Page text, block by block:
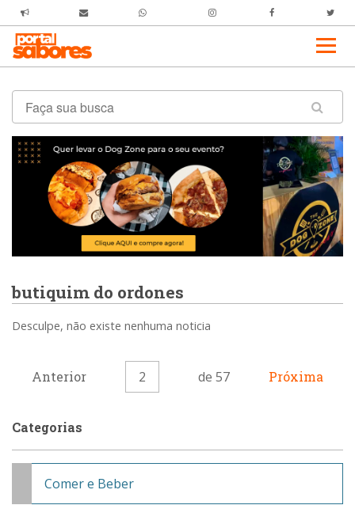
butiquim do ordones
Desculpe, não existe nenhuma noticia
Anterior 2 de 57 Próxima
Categorias
Comer e Beber